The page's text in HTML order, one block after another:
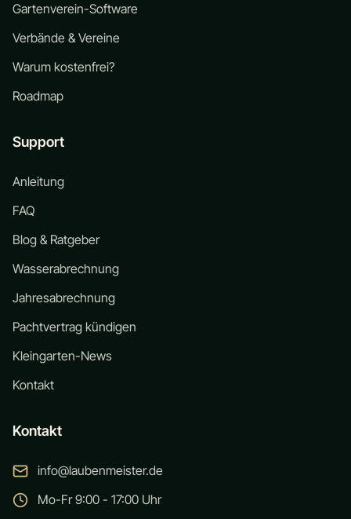
Gartenverein-Software
Verbände & Vereine
Warum kostenfrei?
Roadmap
Support
Anleitung
FAQ
Blog & Ratgeber
Wasserabrechnung
Jahresabrechnung
Pachtvertrag kündigen
Kleingarten-News
Kontakt
Kontakt
info@laubenmeister.de
Mo-Fr 9:00 - 17:00 Uhr